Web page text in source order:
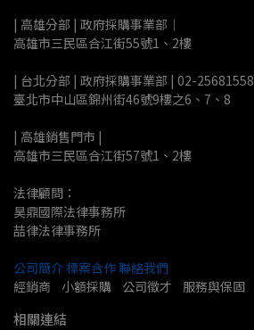
| 高雄分部 | 政府採購事業部｜
高雄市三民區合江街55號1、2樓
| 台北分部 | 政府採購事業部 | 02-25681558
臺北市中山區錦州街46號9樓之6、7、8
| 高雄銷售門市 |
高雄市三民區合江街57號1、2樓
法律顧問：
昊鼎國際法律事務所
喆律法律事務所
公司簡介 標案合作聯絡我們
經銷商    小額採購    公司徵才    服務與保固
相關連結